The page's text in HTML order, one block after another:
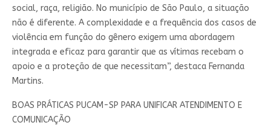
social, raça, religião. No município de São Paulo, a situação
não é diferente. A complexidade e a frequência dos casos de
violência em função do gênero exigem uma abordagem
integrada e eficaz para garantir que as vítimas recebam o
apoio e a proteção de que necessitam”, destaca Fernanda
Martins.
BOAS PRÁTICAS PUCAM-SP PARA UNIFICAR ATENDIMENTO E
COMUNICAÇÃO